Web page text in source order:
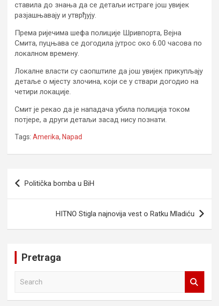
ставила до знања да се детаљи истраге још увијек
разјашњавају и утврђују.
Према ријечима шефа полиције Шривпорта, Вејна
Смита, пуцњава се догодила јутрос око 6.00 часова по
локалном времену.
Локалне власти су саопштиле да још увијек прикупљају
детаље о мјесту злочина, који се у ствари догодио на
четири локације.
Смит је рекао да је нападача убила полиција током
потјере, а други детаљи засад нису познати.
Tags: Amerika, Napad
Navigacija
članaka
Politička bomba u BiH
HITNO Stigla najnovija vest o Ratku Mladiću
Pretraga